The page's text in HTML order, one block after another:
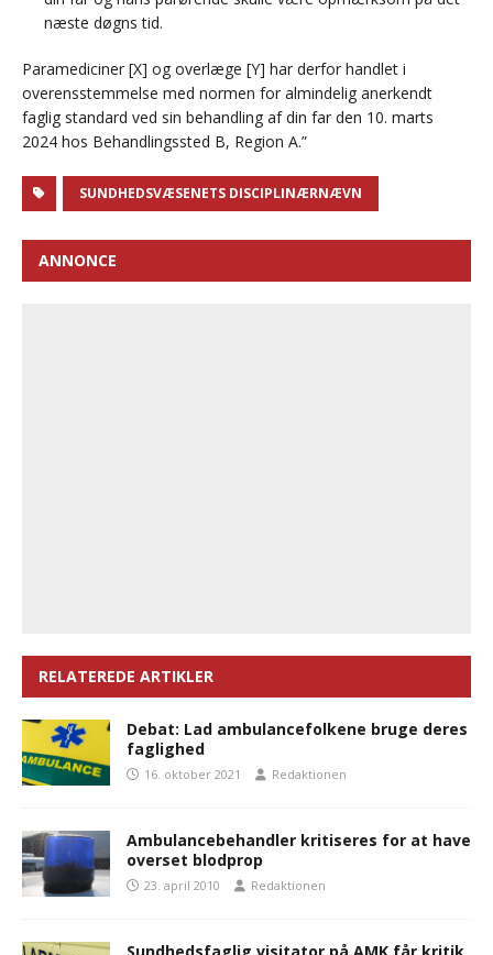
næste døgns tid.
Paramediciner [X] og overlæge [Y] har derfor handlet i
overensstemmelse med normen for almindelig anerkendt
faglig standard ved sin behandling af din far den 10. marts
2024 hos Behandlingssted B, Region A.”
SUNDHEDSVÆSENETS DISCIPLINÆRNÆVN
ANNONCE
RELATEREDE ARTIKLER
Debat: Lad ambulancefolkene bruge deres
faglighed
16. oktober 2021 Redaktionen
Ambulancebehandler kritiseres for at have
overset blodprop
23. april 2010 Redaktionen